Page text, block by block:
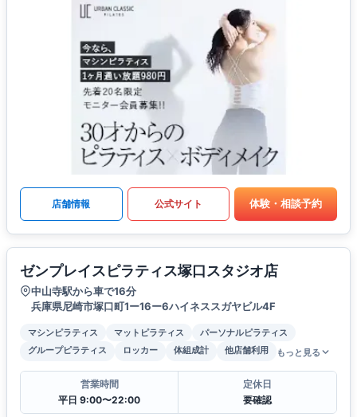
店舗情報 公式サイト 体験・相談予約
ゼンプレイスピラティス塚口スタジオ店
中山寺駅から車で16分
兵庫県尼崎市塚口町1ー16ー6ハイネススガヤビル4F
マシンピラティス マットピラティス
パーソナルピラティス
グループピラティス
ロッカー 体組成計 他店舗利用 もっと見る
営業時間
平日 9:00〜22:00
定休日
要確認